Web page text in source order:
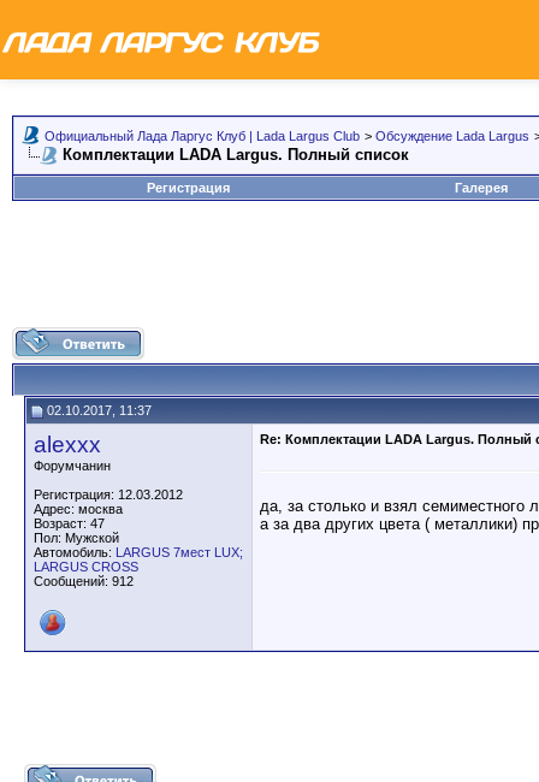
Официальный Лада Ларгус Клуб | Lada Largus Club > Обсуждение Lada Largus
Комплектации LADA Largus. Полный список
Регистрация Галерея
02.10.2017, 11:37
alexxx
Форумчанин
Регистрация: 12.03.2012
Адрес: москва
Возраст: 47
Пол: Мужской
Автомобиль: LARGUS 7мест LUX;
LARGUS CROSS
Сообщений: 912
Re: Комплектации LADA Largus. Полный
да, за столько и взял семиместного
а за два других цвета ( металлики)